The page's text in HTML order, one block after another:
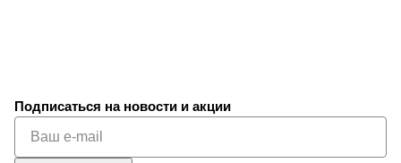
Подписаться на новости и акции